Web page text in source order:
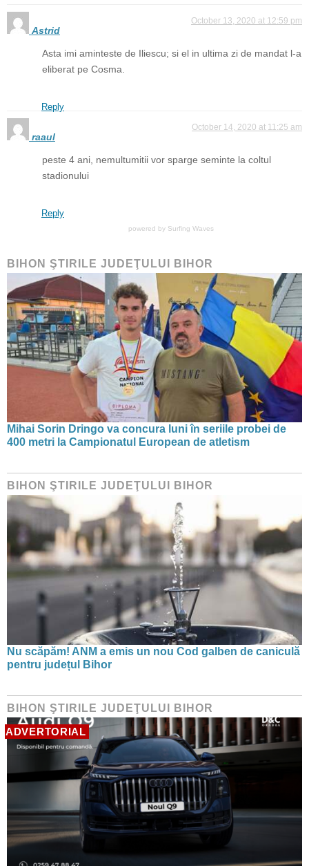
Astrid
October 13, 2020 at 12:59 pm
Asta imi aminteste de Iliescu; si el in ultima zi de mandat l-a
eliberat pe Cosma.
Reply
raaul
October 14, 2020 at 11:25 am
peste 4 ani, nemultumitii vor sparge seminte la coltul
stadionului
Reply
powered by Surfing Waves
BIHON ŞTIRILE JUDEŢULUI BIHOR
Mihai Sorin Dringo va concura luni în seriile probei de
400 metri la Campionatul European de atletism
BIHON ŞTIRILE JUDEŢULUI BIHOR
Nu scăpăm! ANM a emis un nou Cod galben de caniculă
pentru județul Bihor
BIHON ŞTIRILE JUDEŢULUI BIHOR
ADVERTORIAL